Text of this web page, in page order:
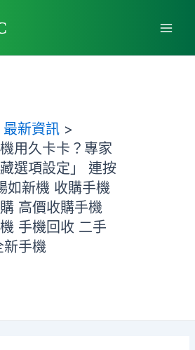
最新資訊
用久卡卡？專家
選項設定」 連按
如新機 收購手機
高價收購手機
手機回收 二手
新手機